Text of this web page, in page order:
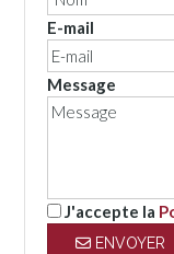
E-mail
Message
J'accepte la
ENVOYER